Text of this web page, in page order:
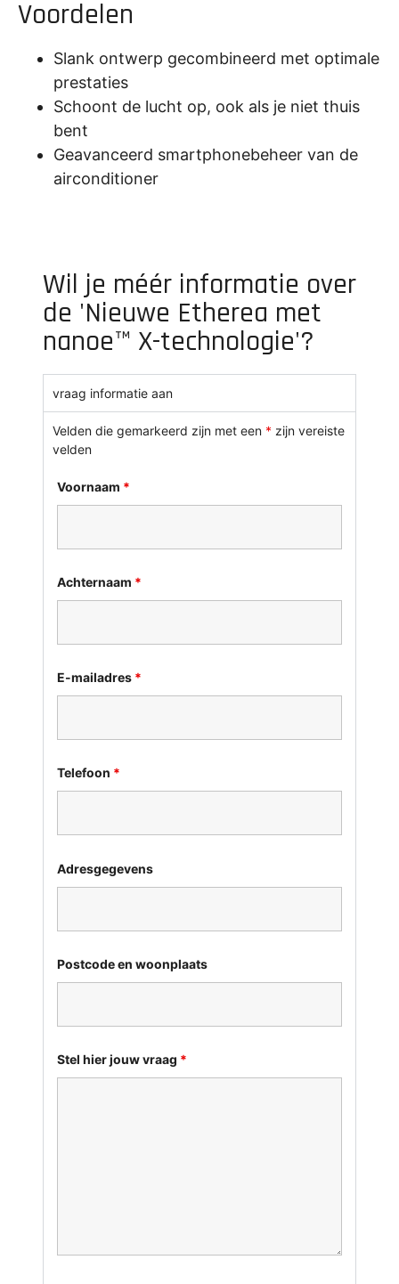
Voordelen
Slank ontwerp gecombineerd met optimale
prestaties
Schoont de lucht op, ook als je niet thuis
bent
Geavanceerd smartphonebeheer van de
airconditioner
Wil je méér informatie over
de 'Nieuwe Etherea met
nanoe™ X-technologie'?
vraag informatie aan
Velden die gemarkeerd zijn met een * zijn vereiste
velden
Voornaam *
Achternaam *
E-mailadres *
Telefoon *
Adresgegevens
Postcode en woonplaats
Stel hier jouw vraag *